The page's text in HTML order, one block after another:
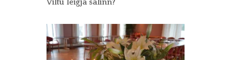
Viltu leigja salinn?